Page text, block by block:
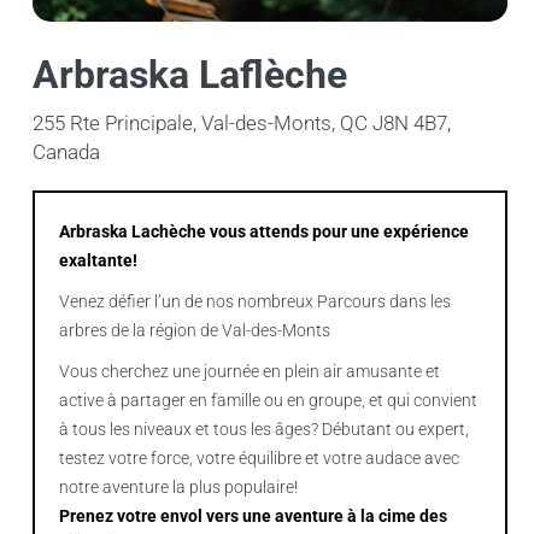
Arbraska Laflèche
255 Rte Principale, Val-des-Monts, QC J8N 4B7,
Canada
Arbraska Lachèche vous attends pour une expérience
exaltante!
Venez défier l’un de nos nombreux Parcours dans les
arbres de la région de Val-des-Monts
Vous cherchez une journée en plein air amusante et
active à partager en famille ou en groupe, et qui convient
à tous les niveaux et tous les âges? Débutant ou expert,
testez votre force, votre équilibre et votre audace avec
notre aventure la plus populaire!
Prenez votre envol vers une aventure à la cime des